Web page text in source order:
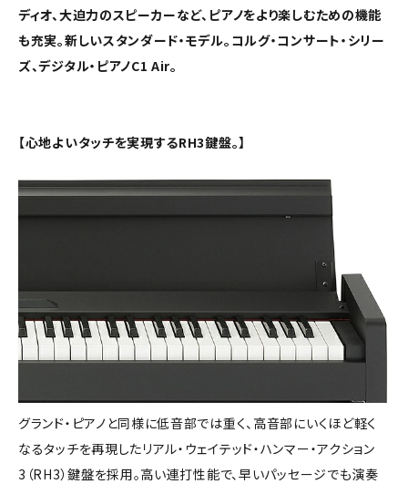
ディオ、大迫力のスピーカーなど、ピアノをより楽しむための機能
も充実。新しいスタンダード・モデル。コルグ・コンサート・シリー
ズ、デジタル・ピアノC1 Air。
【心地よいタッチを実現するRH3鍵盤。】
グランド・ピアノと同様に低音部では重く、高音部にいくほど軽く
なるタッチを再現したリアル・ウェイテッド・ハンマー・アクション
3（RH3）鍵盤を採用。高い連打性能で、早いパッセージでも演奏